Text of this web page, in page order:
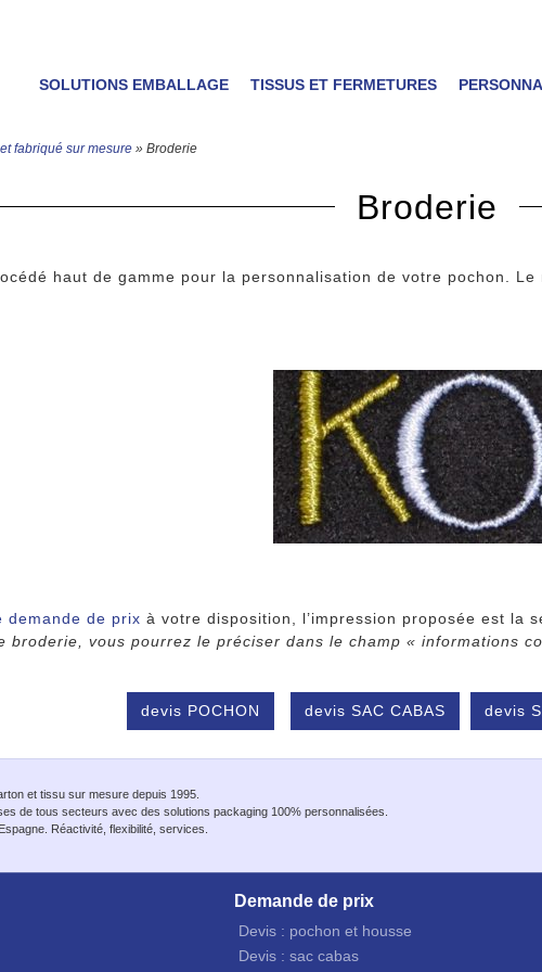
SOLUTIONS EMBALLAGE TISSUS ET FERMETURES
fabriqué sur mesure » Broderie
Broderie
haut de gamme pour la personnalisation de votre pochon.
demande de prix à votre disposition, l’impression proposée est la
broderie, vous pourrez le préciser dans le champ « informations
devis POCHON devis SAC CABAS devis
et tissu sur mesure depuis 1995.
de tous secteurs avec des solutions packaging 100% personnalisées.
Réactivité, flexibilité, services.
Demande de prix
Devis : pochon et housse
Devis : sac cabas